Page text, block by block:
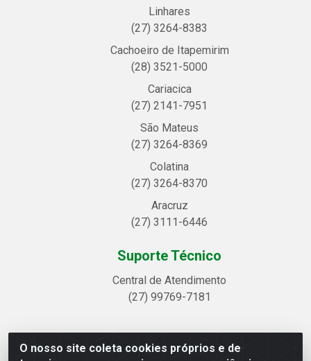
O nosso site coleta cookies próprios e de
Linhares
(27) 3264-8383
Cachoeiro de Itapemirim
(28) 3521-5000
Cariacica
(27) 2141-7951
São Mateus
(27) 3264-8369
Colatina
(27) 3264-8370
Aracruz
(27) 3111-6446
Suporte Técnico
Central de Atendimento
(27) 99769-7181
Linhavix Distribuidora LTDA - Avenida Alegre, 2521 -